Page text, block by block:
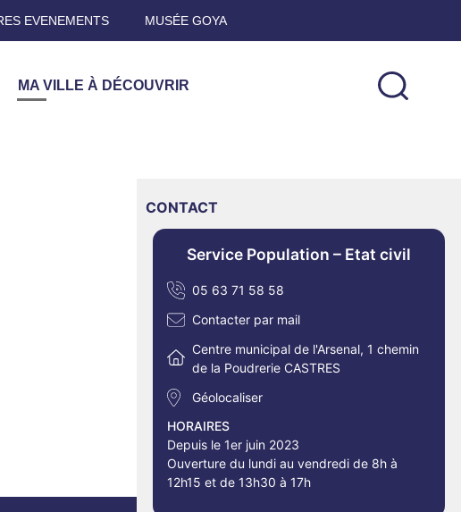
EVENEMENTS MUSÉE GOYA
MA VILLE À DÉCOUVRIR
CONTACT
Service Population – Etat civil
05 63 71 58 58
Contacter par mail
Centre municipal de l'Arsenal, 1 chemin
de la Poudrerie CASTRES
Géolocaliser
HORAIRES
Depuis le 1er juin 2023
Ouverture du lundi au vendredi de 8h à
12h15 et de 13h30 à 17h